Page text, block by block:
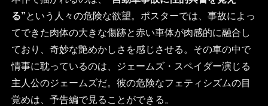
る”という人々の危険な欲望。ポスターでは、事故によっ
てできた肉体の大きな傷跡と赤い車体が肉感的に融合し
ており、奇妙な艶めかしさを感じさせる。その車の中で
情事に耽っているのは、ジェームズ・スペイダー演じる
主人公のジェームズだ。彼の危険なフェティシズムの目
覚めは、予告編で見ることができる。